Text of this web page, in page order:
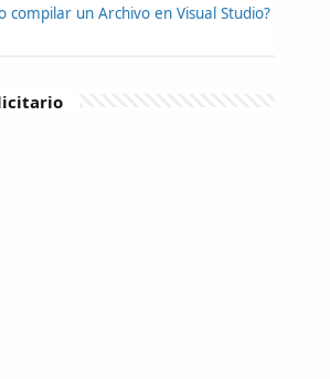
compilar un Archivo en Visual Studio?